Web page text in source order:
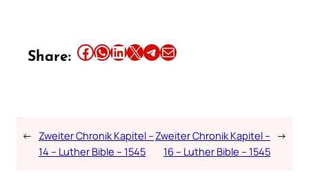
Share: Share this article on Facebook Share this article on WhatsApp Share this article on LinkedIn Share this article on X Share this article on TelegramEmail this Article
← Zweiter Chronik Kapitel –
14 – Luther Bible – 1545
Zweiter Chronik Kapitel –
16 – Luther Bible – 1545
→